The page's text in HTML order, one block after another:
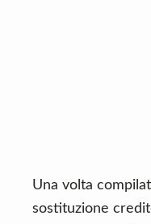
Una volta
sostituzione